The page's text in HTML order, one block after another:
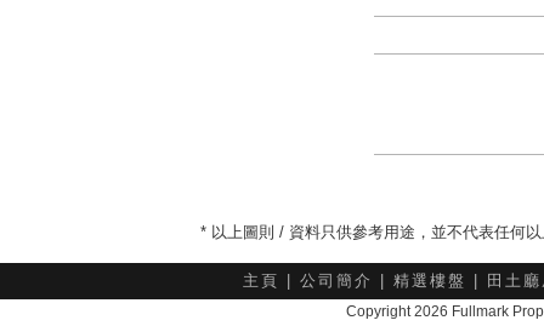
* 以上圖則 / 資料只供參考用途，並不代表任何
主頁 公司簡介 精選樓盤 田土
Copyright 2026 Fullmark